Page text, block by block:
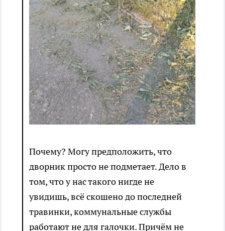
Почему? Могу предположить, что
дворник просто не подметает. Дело в
том, что у нас такого нигде не
увидишь, всё скошено до последней
травинки, коммунальные службы
работают не для галочки. Причём не